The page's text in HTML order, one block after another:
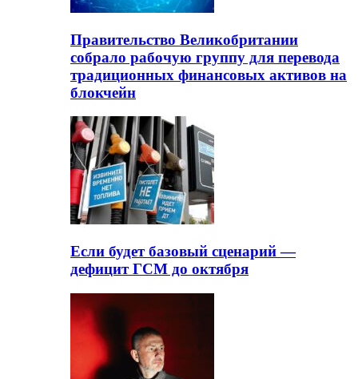
Правительство Великобритании
собрало рабочую группу для перевода
традиционных финансовых активов на
блокчейн
Если будет базовый сценарий —
дефицит ГСМ до октября